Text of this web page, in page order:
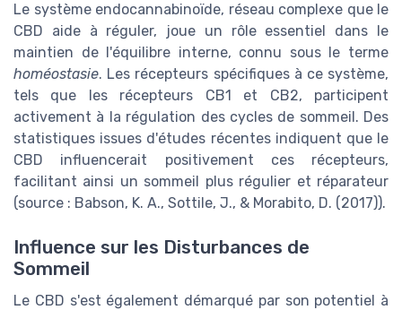
Le système endocannabinoïde, réseau complexe que le
CBD aide à réguler, joue un rôle essentiel dans le
maintien de l'équilibre interne, connu sous le terme
homéostasie. Les récepteurs spécifiques à ce système,
tels que les récepteurs CB1 et CB2, participent
activement à la régulation des cycles de sommeil. Des
statistiques issues d'études récentes indiquent que le
CBD influencerait positivement ces récepteurs,
facilitant ainsi un sommeil plus régulier et réparateur
(source : Babson, K. A., Sottile, J., & Morabito, D. (2017)).
Influence sur les Disturbances de
Sommeil
Le CBD s'est également démarqué par son potentiel à